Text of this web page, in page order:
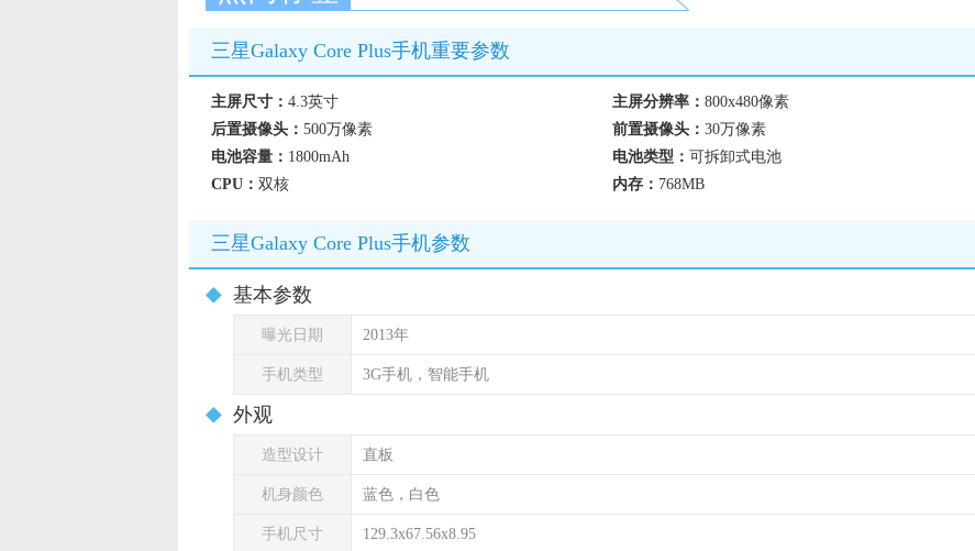
三星Galaxy Core Plus手机重要参数
主屏尺寸： 4.3英寸 主屏分辨率： 800x480像素
后置摄像头： 500万像素 前置摄像头： 30万像素
电池容量： 1800mAh 电池类型： 可拆卸式电池
CPU： 双核 内存： 768MB
三星Galaxy Core Plus手机参数
基本参数
曝光日期 2013年
手机类型 3G手机，智能手机
外观
造型设计 直板
机身颜色 蓝色，白色
手机尺寸 129.3x67.56x8.95